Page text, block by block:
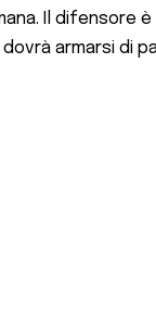
Il difensore
armarsi di